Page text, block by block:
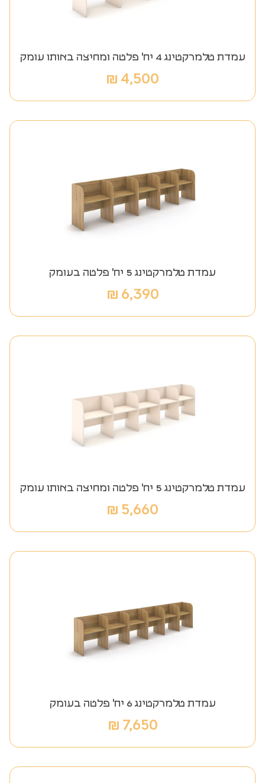
עמדת טלמרקטינג 4 יח' פלטה ומחיצה באותו עומק
4,500
₪
עמדת טלמרקטינג 5 יח' פלטה בעומק
6,390
₪
עמדת טלמרקטינג 5 יח' פלטה ומחיצה באותו עומק
5,660
₪
עמדת טלמרקטינג 6 יח' פלטה בעומק
7,650
₪